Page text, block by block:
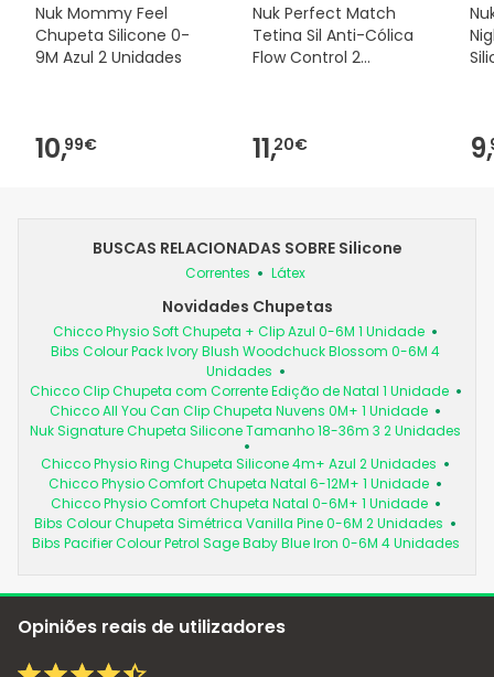
Nuk Mommy Feel
Chupeta Silicone 0-
9M Azul 2 Unidades
10,99€
Nuk Perfect Match
Tetina Sil Anti-Cólica
Flow Control 2
11,20€ 9,
BUSCAS RELACIONADAS SOBRE Silicone
Correntes Látex
Novidades Chupetas
Chicco Physio Soft Chupeta + Clip Azul 0-6M 1 Unidade
Bibs Colour Pack Ivory Blush Woodchuck Blossom 0-6M 4
Unidades
Chicco Clip Chupeta com Corrente Edição de Natal 1 Unidade
Chicco All You Can Clip Chupeta Nuvens 0M+ 1 Unidade
Nuk Signature Chupeta Silicone Tamanho 18-36m 3 2 Unidades
Chicco Physio Ring Chupeta Silicone 4m+ Azul 2 Unidades
Chicco Physio Comfort Chupeta Natal 6-12M+ 1 Unidade
Chicco Physio Comfort Chupeta Natal 0-6M+ 1 Unidade
Bibs Colour Chupeta Simétrica Vanilla Pine 0-6M 2 Unidades
Bibs Pacifier Colour Petrol Sage Baby Blue Iron 0-6M 4 Unidades
Opiniões reais de utilizadores